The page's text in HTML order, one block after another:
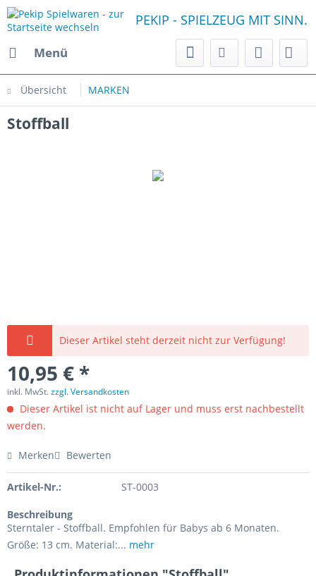
Menü
PEKIP - SPIELZEUG MIT SINN.
Übersicht MARKEN
Stoffball
Dieser Artikel steht derzeit nicht zur Verfügung!
10,95 € *
inkl. MwSt.zzgl. Versandkosten
Dieser Artikel ist nicht auf Lager und muss erst nachbestellt
werden.
Merken Bewerten
Artikel-Nr.: ST-0003
Beschreibung
Sterntaler - Stoffball. Empfohlen für Babys ab 6 Monaten.
Größe: 13 cm. Material:... mehr